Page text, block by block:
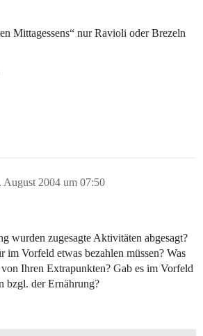
Mittagessens“ nur Ravioli oder Brezeln
August 2004 um 07:50
wurden zugesagte Aktivitäten abgesagt?
im Vorfeld etwas bezahlen müssen? Was
Ihren Extrapunkten? Gab es im Vorfeld
bzgl. der Ernährung?